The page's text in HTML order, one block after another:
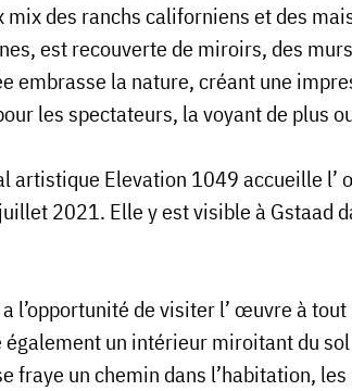
mix des ranchs californiens et des
est recouverte de miroirs, des
embrasse la nature, créant une
les spectateurs, la voyant de plus
artistique Elevation 1049 accueille l’
2021. Elle y est visible à Gstaad
l’opportunité de visiter l’ œuvre à
également un intérieur miroitant du
fraye un chemin dans l’habitation,